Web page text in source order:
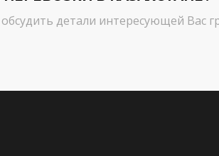
детали интересующей Вас